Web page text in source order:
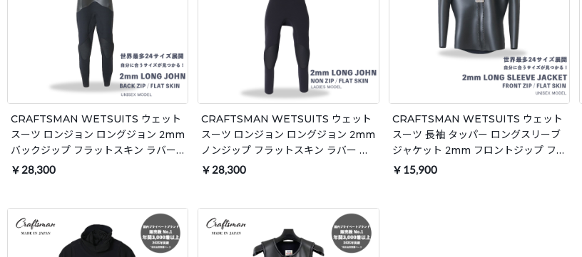
CRAFTSMAN WETSUITS ウェット
スーツ ロンジョン ロングジョン 2mm
バックジップ フラットスキン ラバー
ユニセックス 日本製 サーフィン 春夏
￥28,300
CRAFTSMAN WETSUITS ウェット
スーツ ロンジョン ロングジョン 2mm
ノンジップ フラットスキン ラバー レ
ディース 日本製 サーフィン 春夏秋用
￥28,300
CRAFTSMAN WETSUITS ウェット
スーツ 長袖 タッパー ロングスリーブ
ジャケット 2mm フロントジップ フラ
ットスキン ラバー ユニセックス 日本
￥15,900